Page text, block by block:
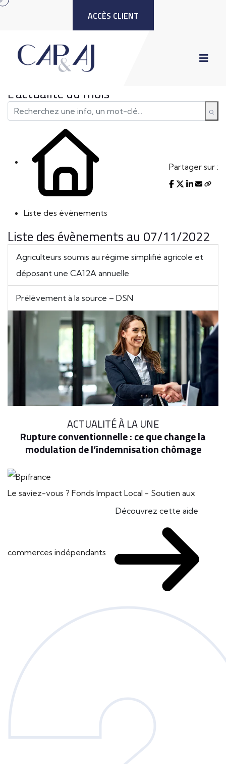
ACCÈS CLIENT
L'actualité du mois
Liste des évènements
Partager sur :
Liste des évènements au 07/11/2022
Agriculteurs soumis au régime simplifié agricole et
déposant une CA12A annuelle
Prélèvement à la source – DSN
ACTUALITÉ À LA UNE
Rupture conventionnelle : ce que change la
modulation de l’indemnisation chômage
Le saviez-vous ? Fonds Impact Local - Soutien aux
commerces indépendants
Découvrez cette aide